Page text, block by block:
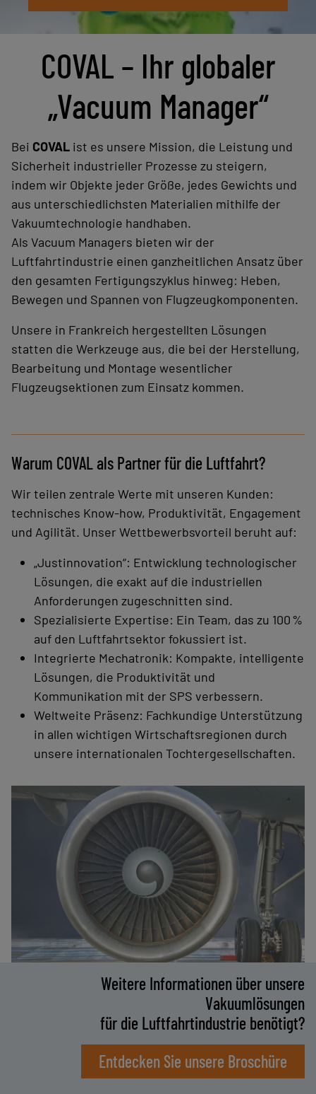
COVAL – Ihr globaler
„Vacuum Manager“
Bei COVAL ist es unsere Mission, die Leistung und
Sicherheit industrieller Prozesse zu steigern,
indem wir Objekte jeder Größe, jedes Gewichts und
aus unterschiedlichsten Materialien mithilfe der
Vakuumtechnologie handhaben.
Als Vacuum Managers bieten wir der
Luftfahrtindustrie einen ganzheitlichen Ansatz über
den gesamten Fertigungszyklus hinweg: Heben,
Bewegen und Spannen von Flugzeugkomponenten.
Unsere in Frankreich hergestellten Lösungen
statten die Werkzeuge aus, die bei der Herstellung,
Bearbeitung und Montage wesentlicher
Flugzeugsektionen zum Einsatz kommen.
Warum COVAL als Partner für die Luftfahrt?
Wir teilen zentrale Werte mit unseren Kunden:
technisches Know-how, Produktivität, Engagement
und Agilität. Unser Wettbewerbsvorteil beruht auf:
„Justinnovation“: Entwicklung technologischer
Lösungen, die exakt auf die industriellen
Anforderungen zugeschnitten sind.
Spezialisierte Expertise: Ein Team, das zu 100 %
auf den Luftfahrtsektor fokussiert ist.
Integrierte Mechatronik: Kompakte, intelligente
Lösungen, die Produktivität und
Kommunikation mit der SPS verbessern.
Weltweite Präsenz: Fachkundige Unterstützung
in allen wichtigen Wirtschaftsregionen durch
unsere internationalen Tochtergesellschaften.
Weitere Informationen über unsere
Vakuumlösungen
für die Luftfahrtindustrie benötigt?
Entdecken Sie unsere Broschüre